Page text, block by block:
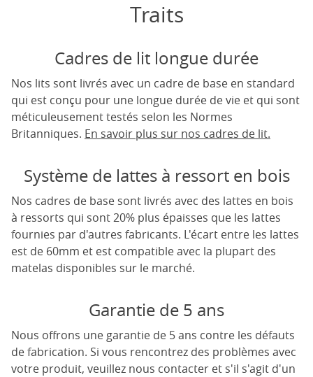
Traits
Cadres de lit longue durée
Nos lits sont livrés avec un cadre de base en standard
qui est conçu pour une longue durée de vie et qui sont
méticuleusement testés selon les Normes
Britanniques. En savoir plus sur nos cadres de lit.
Système de lattes à ressort en bois
Nos cadres de base sont livrés avec des lattes en bois
à ressorts qui sont 20% plus épaisses que les lattes
fournies par d'autres fabricants. L'écart entre les lattes
est de 60mm et est compatible avec la plupart des
matelas disponibles sur le marché.
Garantie de 5 ans
Nous offrons une garantie de 5 ans contre les défauts
de fabrication. Si vous rencontrez des problèmes avec
votre produit, veuillez nous contacter et s'il s'agit d'un